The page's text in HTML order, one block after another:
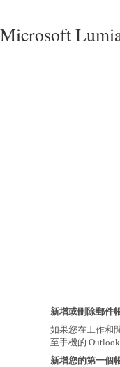
Microsoft
新增或刪除郵件
如果您在工作和
至手機的 Outlook
新增您的第一個